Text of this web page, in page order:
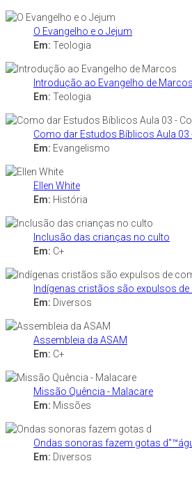
O Evangelho e o Jejum
Em: Teologia
Introdução ao Evangelho de Marcos
Em: Teologia
Como dar Estudos Bíblicos Aula
Em: Evangelismo
Ellen White
Em: História
Inclusão das crianças no culto
Em: C+
Indígenas cristãos são expulsos
Em: Diversos
Assembleia da ASAM
Em: C+
Missão Quência - Malacare
Em: Missões
Ondas sonoras fazem gotas
Em: Diversos